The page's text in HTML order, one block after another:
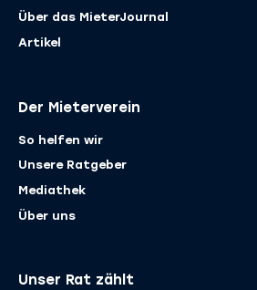
Über das MieterJournal
Artikel
Der Mieterverein
So helfen wir
Unsere Ratgeber
Mediathek
Über uns
Unser Rat zählt